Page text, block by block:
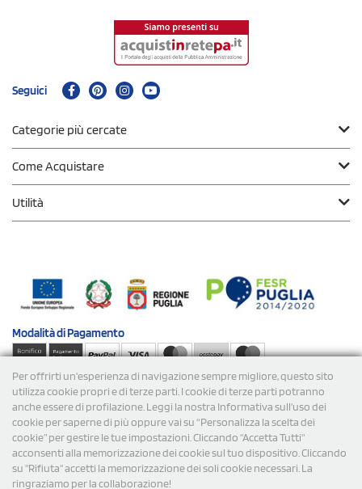
Per offrirti un'esperienza di navigazione sempre migliore, questo sito
utilizza cookie propri e di terze parti. I cookie di terze parti potranno
anche essere di profilazione. Leggi la nostra Informativa sull’uso dei
cookie per saperne di più oppure vai su “Personalizza la scelta dei
cookie” per gestire le tue impostazioni. Cliccando "Accetta Tutti"
acconsenti alla memorizzazione dei cookie sul tuo dispositivo. Cliccando
su "Rifiuta" accetti la memorizzazione dei soli cookie necessari. La
ringraziamo per la collaborazione!
Seguici
Categorie più cercate
Come Acquistare
Utilità
Modalità diPagamento
Spedizioni